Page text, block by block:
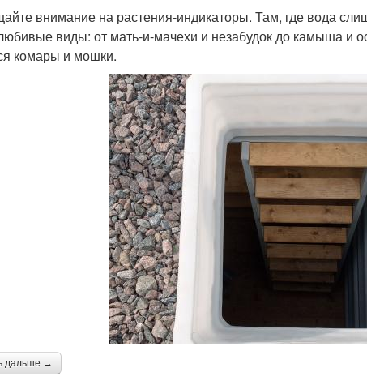
внимание на растения-индикаторы. Там, где вода
виды: от мать-и-мачехи и незабудок до камыша и
комары и мошки.
дальше →